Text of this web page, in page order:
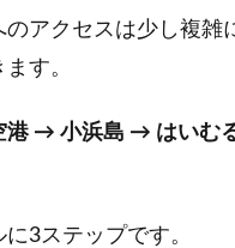
のアクセスは少し複雑
す。
港 → 小浜島 → はいむ
3ステップです。